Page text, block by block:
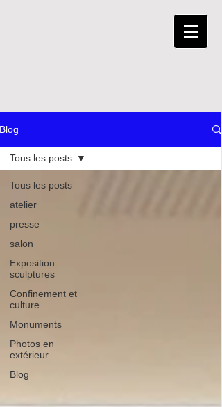
Blog
Tous les posts
atelier
presse
salon
Exposition
sculptures
Confinement et
culture
Monuments
Photos en
extérieur
Blog
Tous les posts